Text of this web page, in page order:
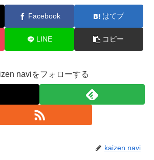
Facebook はてブ
LINE コピー
naviをフォローする
kaizen navi